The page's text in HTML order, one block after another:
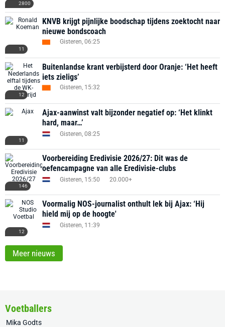
2800
11
KNVB krijgt pijnlijke boodschap tijdens zoektocht naar
nieuwe bondscoach
Gisteren, 06:25
12
Buitenlandse krant verbijsterd door Oranje: ‘Het heeft
iets zieligs’
Gisteren, 15:32
11
Ajax-aanwinst valt bijzonder negatief op: ‘Het klinkt
hard, maar…’
Gisteren, 08:25
146
Voorbereiding Eredivisie 2026/27: Dit was de
oefencampagne van alle Eredivisie-clubs
Gisteren, 15:50 20.000+
12
Voormalig NOS-journalist onthult lek bij Ajax: ‘Hij
hield mij op de hoogte'
Gisteren, 11:39
Meer nieuws
Voetballers
Mika Godts